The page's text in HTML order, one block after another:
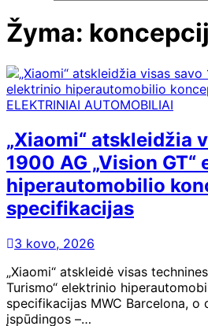
Žyma:
ELEKTRINIAI AUTOMOBILIAI
„Xiaomi“ atskleidžia
1900 AG „Vision
hiperautomobilio
specifikacijas
3 kovo, 2026
„Xiaomi“ atskleidė visas
Turismo“ elektrinio
specifikacijas MWC Barcelona, ​​o
įspūdingos –…